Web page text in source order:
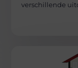
verschillende